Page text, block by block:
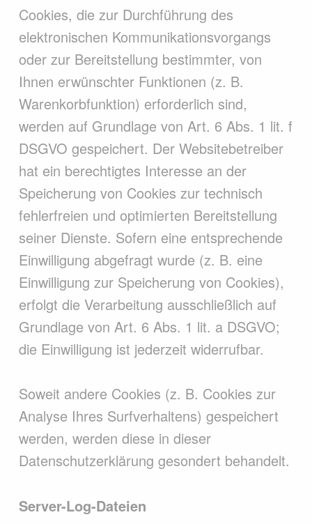
Cookies, die zur Durchführung des
elektronischen Kommunikationsvorgangs
oder zur Bereitstellung bestimmter, von
Ihnen erwünschter Funktionen (z. B.
Warenkorbfunktion) erforderlich sind,
werden auf Grundlage von Art. 6 Abs. 1 lit. f
DSGVO gespeichert. Der Websitebetreiber
hat ein berechtigtes Interesse an der
Speicherung von Cookies zur technisch
fehlerfreien und optimierten Bereitstellung
seiner Dienste. Sofern eine entsprechende
Einwilligung abgefragt wurde (z. B. eine
Einwilligung zur Speicherung von Cookies),
erfolgt die Verarbeitung ausschließlich auf
Grundlage von Art. 6 Abs. 1 lit. a DSGVO;
die Einwilligung ist jederzeit widerrufbar.
Soweit andere Cookies (z. B. Cookies zur
Analyse Ihres Surfverhaltens) gespeichert
werden, werden diese in dieser
Datenschutzerklärung gesondert behandelt.
Server-Log-Dateien